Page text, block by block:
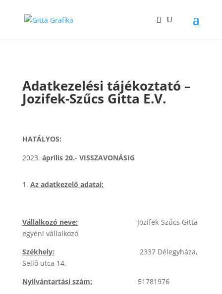
Adatkezelési tájékoztató –
Jozifek-Szűcs Gitta E.V.
HATÁLYOS:
április 20.- VISSZAVONÁSIG
Az adatkezelő adatai:
Vállalkozó neve: Jozifek-Szűcs Gitta
egyéni vállalkozó
Székhely: 2337 Délegyháza,
Sellő utca 14.
Nyilvántartási szám: 51781976